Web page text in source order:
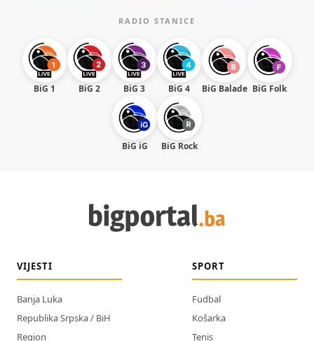
RADIO STANICE
BiG 1 BiG 2 BiG 3 BiG 4 BiG Balade BiG Folk
BiG iG BiG Rock
VIJESTI
Banja Luka
Republika Srpska / BiH
Region
SPORT
Fudbal
Košarka
Tenis